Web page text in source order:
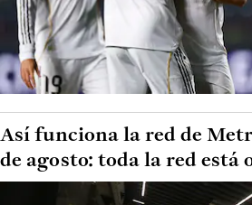
Así funciona la red de
de agosto: toda la red está